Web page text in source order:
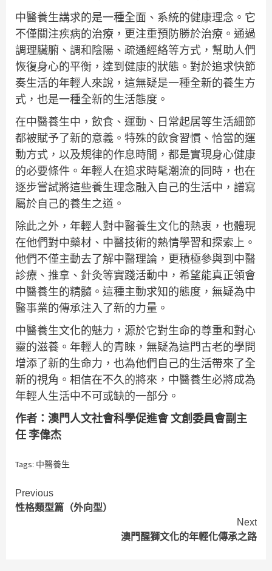
中醫養生講求的是一種全面、系統的健康理念。它
不僅關注疾病的治療，更注重預防勝於治療。通過
調理臟腑、調和陰陽、疏通經絡等方式，幫助人們
恢復身心的平衡，達到健康的狀態。對於追求快節
奏生活的年輕人來說，這無疑是一種全新的養生方
式，也是一種全新的生活態度。
在中醫養生中，飲食、運動、日常起居等生活細節
都被賦予了新的意義。特殊的飲食習慣、恰當的運
動方式，以及規律的作息時間，都是實現身心健康
的必要條件。年輕人在追求時髦潮流的同時，也在
逐步嘗試將這些養生理念融入自己的生活中，譜寫
屬於自己的養生之道。
除此之外，年輕人對中醫養生文化的熱衷，也體現
在他們對中藥材、中醫技術的熱情學習和探索上。
他們不僅主動去了解中醫理論，更積極參與到中醫
診療、推拿、針灸等實踐活動中，希望能真正領會
中醫養生的精髓。這種主動求知的態度，無疑為中
醫事業的傳承注入了新的力量。
中醫養生文化的魅力，源於它對生命的尊重和對心
靈的滋養。年輕人的青睞，無疑為這門古老的學問
增添了新的生命力，也為他們自己的生活帶來了全
新的視角。相信在不久的將來，中醫養生必將成為
年輕人生活中不可或缺的一部分。
作者：澳門人文社會科學促進會 文創委員會副主
任 李偉杰
Tags: 中醫養生
Continue
Reading
Previous
性格類型篇（外向型）
Next
澳門醒獅文化的年輕化傳承之路